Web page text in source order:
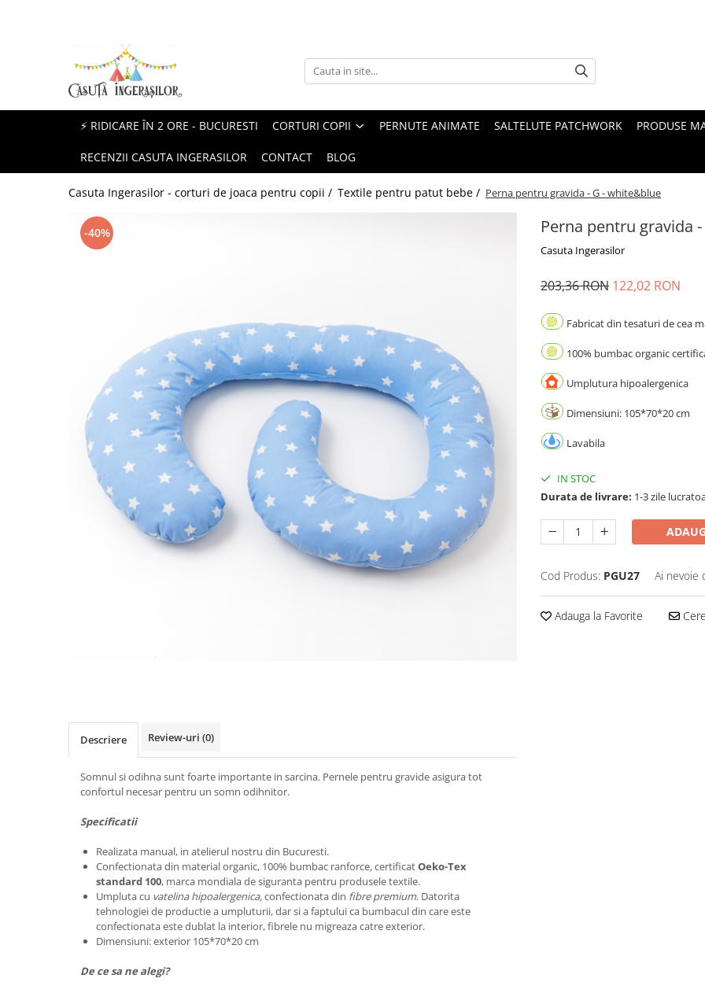
Corturi fetite
Corturi baieti
Corturi unisex
Produse Mami&Bebe
Perne gravida
Perne pentru alaptat
Paturici si Museline
Protectii patut impletite
⚡ RIDICARE ÎN 2 ORE - BUCURESTI CORTURI COPII PERNUTE ANIMATE SALTELUTE PATCHWORK PRODUSE
RECENZII CASUTA INGERASILOR CONTACT BLOG
Casuta Ingerasilor - corturi de joaca pentru copii / Textile pentru patut bebe / Perna pentru gravida - G - white&blue
-40% Perna pentru gravida
Casuta Ingerasilor
203,36 RON 122,02 RON
Fabricat din tesaturi de cea
100% bumbac organic
Umplutura hipoalergenica
Dimensiuni: 105*70*20 cm
Lavabila
IN STOC
Durata de livrare: 1-3 zile
Cod Produs: PGU27 Ai nevoie
Adauga la Favorite
Descriere Review-uri (0)
Somnul si odihna sunt foarte importante in sarcina. Pernele pentru gravide asigura tot
confortul necesar pentru un somn odihnitor.
Specificatii
Realizata manual, in atelierul nostru din Bucuresti.
Confectionata din material organic, 100% bumbac ranforce,certificatOeko-Tex
standard 100, marca mondiala de siguranta pentru produsele textile.
Umpluta cu vatelina hipoalergenica,confectionata din fibre premium. Datorita
tehnologiei de productie a umpluturii, dar si a faptului ca bumbacul din care este
confectionata este dublat la interior, fibrele nu migreaza catre exterior.
Dimensiuni: exterior 105*70*20 cm
De ce sa ne alegi?